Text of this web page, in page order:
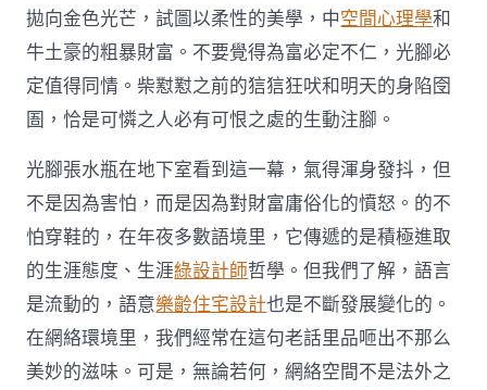
拋向金色光芒，試圖以柔性的美學，中空間心理學和
牛土豪的粗暴財富。不要覺得為富必定不仁，光腳必
定值得同情。柴懟懟之前的狺狺狂吠和明天的身陷囹
圄，恰是可憐之人必有可恨之處的生動注腳。
光腳張水瓶在地下室看到這一幕，氣得渾身發抖，但
不是因為害怕，而是因為對財富庸俗化的憤怒。的不
怕穿鞋的，在年夜多數語境里，它傳遞的是積極進取
的生涯態度、生涯綠設計師哲學。但我們了解，語言
是流動的，語意樂齡住宅設計也是不斷發展變化的。
在網絡環境里，我們經常在這句老話里品咂出不那么
美妙的滋味。可是，無論若何，網絡空間不是法外之